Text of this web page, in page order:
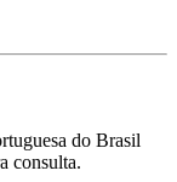
do Brasil
consulta.